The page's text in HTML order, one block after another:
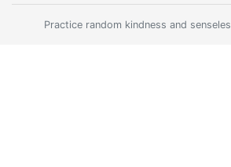
Practice random kindness and